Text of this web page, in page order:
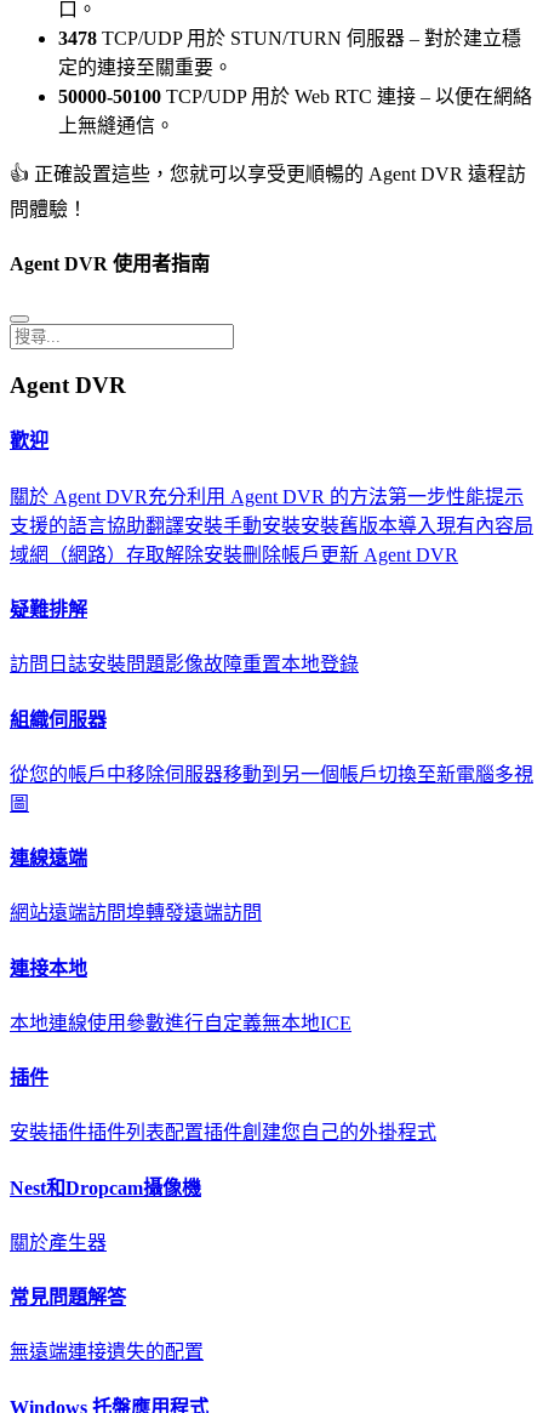
口。
3478 TCP/UDP 用於 STUN/TURN 伺服器 – 對於建立穩
定的連接至關重要。
50000-50100 TCP/UDP 用於 Web RTC 連接 – 以便在網絡
上無縫通信。
👍 正確設置這些，您就可以享受更順暢的 Agent DVR 遠程訪
問體驗！
Agent DVR 使用者指南
Agent DVR
歡迎
關於 Agent DVR充分利用 Agent DVR 的方法第一步性能提示
支援的語言協助翻譯安裝手動安裝安裝舊版本導入現有內容局
域網（網路）存取解除安裝刪除帳戶 更新 Agent DVR
疑難排解
訪問日誌安裝問題影像故障重置本地登錄
組織伺服器
從您的帳戶中移除伺服器移動到另一個帳戶切換至新電腦多視
圖
連線遠端
網站遠端訪問埠轉發遠端訪問
連接本地
本地連線使用參數進行自定義無本地ICE
插件
安裝插件插件列表配置插件創建您自己的外掛程式
Nest和Dropcam攝像機
關於產生器
常見問題解答
無遠端連接遺失的配置
Windows 托盤應用程式